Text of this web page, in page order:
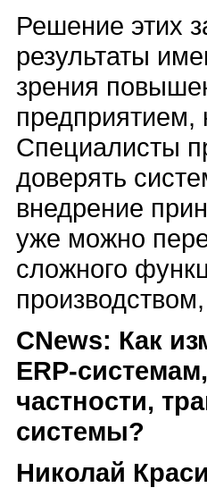
Решение этих
результаты
зрения
предприятием,
Специалисты
доверять
внедрение
уже можно
сложного
CNews: Как
ERP-
частности,
системы?
Николай